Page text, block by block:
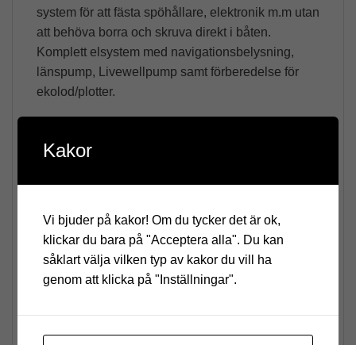
system för att fästa spöhållare, elektronik m.m utan
att behöva borra och skruva direkt i båten.
Komplett elsystem med navigationsbelysning,
länspump, Livewellpump samt förberedelse för
ekolod/plotter.
Kakor
Vi bjuder på kakor! Om du tycker det är ok,
klickar du bara på "Acceptera alla". Du kan
såklart välja vilken typ av kakor du vill ha
genom att klicka på "Inställningar".